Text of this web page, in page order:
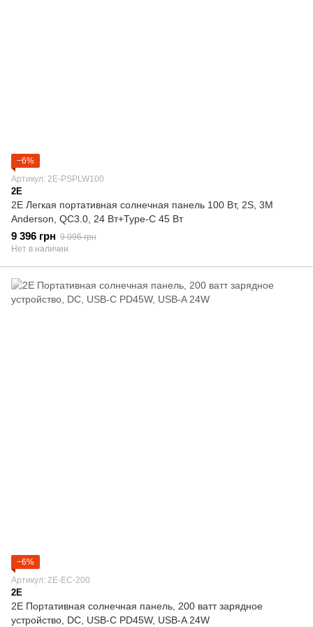
−6%
Артикул: 2E-PSPLW100
2E
2E Легкая портативная солнечная панель 100 Вт, 2S, 3M
Anderson, QC3.0, 24 Вт+Type-C 45 Вт
9 396 грн 9 996 грн
Нет в наличии
−6%
Артикул: 2E-EC-200
2E
2E Портативная солнечная панель, 200 ватт зарядное
устройство, DC, USB-С PD45W, USB-A 24W